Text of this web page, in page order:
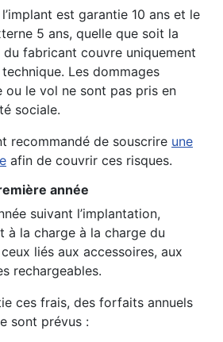
est garantie 10 ans et le
5 ans, quelle que soit la
du fabricant couvre uniquement
technique. Les dommages
ou le vol ne sont pas pris en
sociale.
recommandé de souscrire une
afin de couvrir ces risques.
année
suivant l’implantation,
à la charge à la charge du
liés aux accessoires, aux
rechargeables.
ces frais, des forfaits annuels
sont prévus :